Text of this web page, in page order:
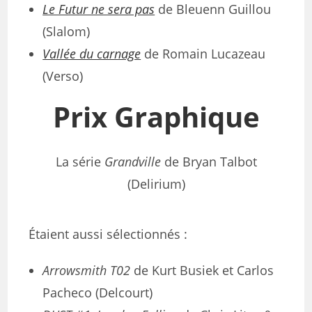
Le Futur ne sera pas de Bleuenn Guillou
(Slalom)
Vallée du carnage de Romain Lucazeau
(Verso)
Prix Graphique
La série Grandvillede Bryan Talbot
(Delirium)
Étaient aussi sélectionnés :
Arrowsmith T02 de Kurt Busiek et Carlos
Pacheco (Delcourt)